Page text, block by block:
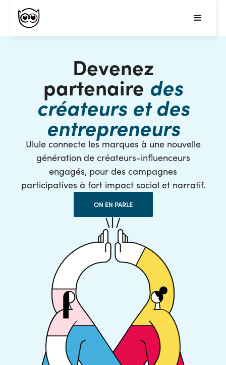
Devenez
partenaire des
créateurs et des
entrepreneurs
Ulule connecte les marques à une nouvelle
génération de créateurs-influenceurs
engagés, pour des campagnes
participatives à fort impact social et narratif.
ON EN PARLE